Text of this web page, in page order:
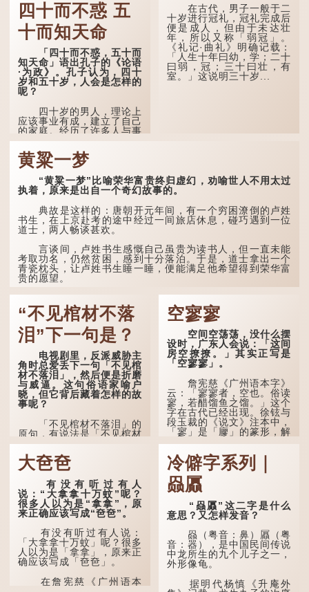
民间流传有一种说法，
人会将一些不欲为人所知的
记忆藏于颈后之处。如果忽
然吐真言，就好像被不明东
西（如鬼魂）在后脑拍了一
下，藏在脑中的秘密便脱口
而出。
因此...
四十而不惑 五
十而知天命
「四十而不惑，五十而
知天命」语出孔子的《论语
·为政》。孔子认为，四十
岁和五十岁，人会是怎样的
呢？
四十岁的男人，理论上
应该事业有成，建立了自己
的家庭。经历了许多人与事
之后，对事物有了自己的判
断能力，不会轻易为表象所
迷惑。
孔子在《论语·子罕》
也说：「知者不惑，仁者不
忧，勇者不惧。」「知」与
智慧的「智」相通，四十岁
的男人应已累积足够智慧，
不再对自己的人生感到困
惑、忧虑与恐惧。
到了五十岁，...
在古代，男子一般于二
十岁进行冠礼，冠礼完成后
便是成人，但由于未达壮
年，所以又称「弱冠」。
《礼记·曲礼》明确记载：
「人生十年曰幼，学；二十
曰弱，冠；三十曰壮，有
室。」这说明三十岁...
黄粱一梦
“黄粱一梦”比喻荣华富贵终归虚幻，劝喻世人不用太过
执着，原来是出自一个奇幻故事的。
典故是这样的：唐朝开元年间，有一个穷困潦倒的卢姓
书生，在上京赴考的途中经过一间旅店休息，碰巧遇到一位
道士，两人畅谈甚欢。
言谈间，卢姓书生感慨自己虽贵为读书人，但一直未能
考取功名，仍然贫困，感到十分落泊。于是，道士拿出一个
青瓷枕头，让卢姓书生睡一睡，便能满足他希望得到荣华富
贵的愿望。
这时，...
“不见棺材不落
泪”下一句是？
电视剧里，反派威胁主
角时总爱丢下一句「不见棺
材不落泪」，然后便是折磨
与威逼。这句俗语家喻户
晓，但它背后藏着怎样的故
事呢？
「不见棺材不落泪」的
原句，有说法是「不见棺材
不下泪」或「不见亲棺不下
泪」，出自明朝兰陵笑笑生
所著的《金瓶梅词话》第九
十八回。原意是指人未亲眼
见到亲人棺木，便不会真正
感到悲伤；后来引申为比喻
人执迷不悟，不到彻底失
败，便不肯罢休。
许多人对这上半句耳熟
能详，但它其实还有下半句
——「不到黄河心不死」...
空寥寥
空间空荡荡，没什么摆
设时，广东人会说：「这间
房空撩撩。」其实正写是
「空寥寥」。
詹宪慈《广州语本字》
云：「寥寥者，空也。俗读
寥，若醋馏鱼之馏。」这个
字在古代已经出现。徐铉与
段玉裁的《说文》注本中，
「寥」是「廫」的篆形，解
·安期先生》载琊阜老人故
事，以「寥寥安期，虚质高
清」形容空虚无所事事。
唐代《艺文类聚》引晋
孙绰《表哀诗》：「寥寥空
堂，寂寂响户」...
大夿夿
有没有听过有人
说：“大拿拿十万蚊”呢？
很多人以为是“拿拿”，原
来正确应该写成“夿夿”。
有没有听过有人说：
「大拿拿十万蚊」呢？很多
人以为是「拿拿」，原来正
确应该写成「夿夿」。
在詹宪慈《广州语本
冷僻字系列｜
赑屭
“赑屭”这二字是什么
意思？又怎样发音？
赑（粤音：鼻）屭（粤
音：器），是中国民间传说
中龙所生的九个儿子之一，
外形像龟。
据明代杨慎《升庵外